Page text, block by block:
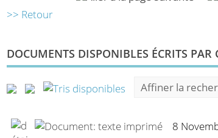
>> Retour
DOCUMENTS DISPONIBLES ÉCRITS PAR
Affiner la
8